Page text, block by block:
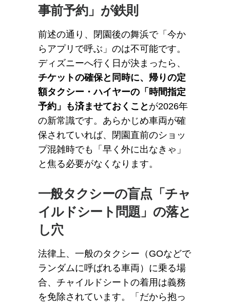
事前予約」が鉄則
前述の通り、閉園後の舞浜で「今か
らアプリで呼ぶ」のは不可能です。
ディズニーへ行く日が決まったら、
チケットの確保と同時に、帰りの定
額タクシー・ハイヤーの「時間指定
予約」も済ませておくこと が2026年
の新常識です。あらかじめ車両が確
保されていれば、閉園直前のショッ
プ混雑時でも「早く外に出なきゃ」
と焦る必要がなくなります。
一般タクシーの盲点「チャ
イルドシート問題」の落と
し穴
法律上、一般のタクシー（GOなどで
ランダムに呼ばれる車両）に乗る場
合、チャイルドシートの着用は義務
を免除されています。「だから抱っ